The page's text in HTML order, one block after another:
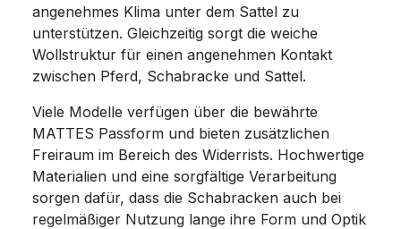
angenehmes Klima unter dem Sattel zu
unterstützen. Gleichzeitig sorgt die weiche
Wollstruktur für einen angenehmen Kontakt
zwischen Pferd, Schabracke und Sattel.
Viele Modelle verfügen über die bewährte
MATTES Passform und bieten zusätzlichen
Freiraum im Bereich des Widerrists. Hochwertige
Materialien und eine sorgfältige Verarbeitung
sorgen dafür, dass die Schabracken auch bei
regelmäßiger Nutzung lange ihre Form und Optik